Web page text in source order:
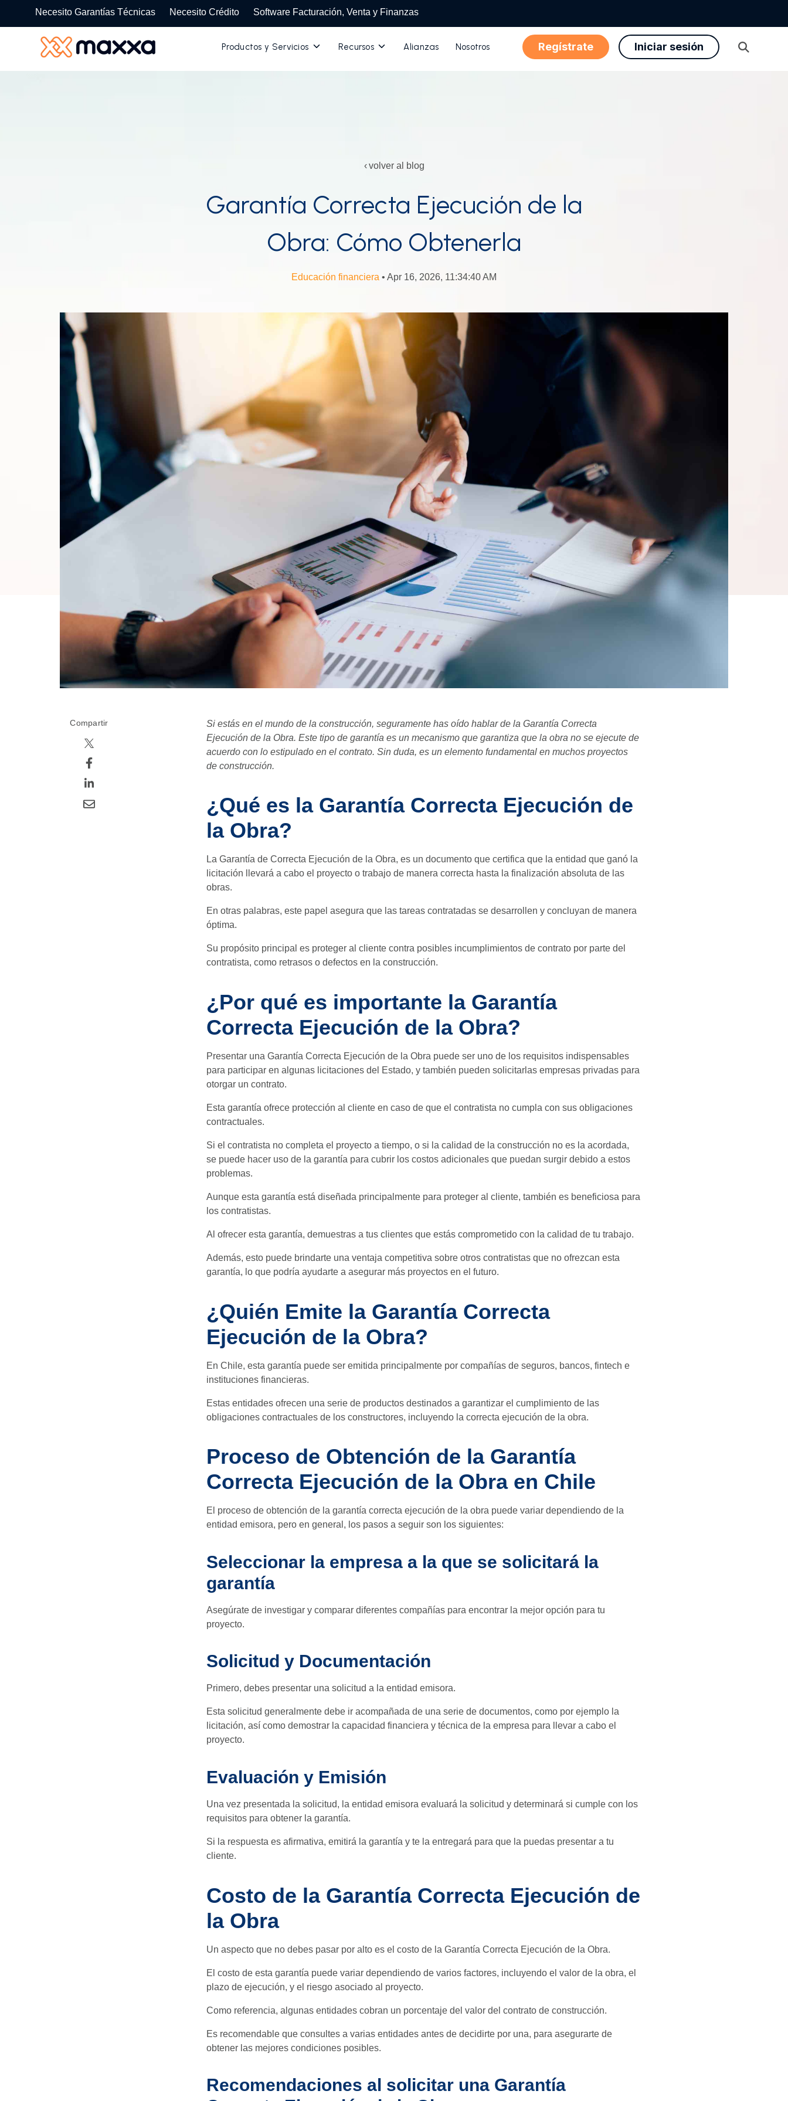
Necesito Garantías Técnicas Necesito Crédito Software Facturación, Venta y Finanzas
Productos y Servicios Toggle
Recursos Toggle
Alianzas Nosotros Regístrate Iniciar sesión
Abrir
búsqueda
volver al blog
Garantía Correcta Ejecución de la
Obra: Cómo Obtenerla
Educación financiera • Apr 16, 2026, 11:34:40 AM
Compartir
Si estás en el mundo de la construcción, seguramente has oído hablar de la Garantía Correcta
Ejecución de la Obra. Este tipo de garantía es un mecanismo que garantiza que la obra no se ejecute de
acuerdo con lo estipulado en el contrato. Sin duda, es un elemento fundamental en muchos proyectos
de construcción.
¿Qué es la Garantía Correcta Ejecución de
la Obra?
La Garantía de Correcta Ejecución de la Obra, es un documento que certifica que la entidad que ganó la
licitación llevará a cabo el proyecto o trabajo de manera correcta hasta la finalización absoluta de las
obras.
En otras palabras, este papel asegura que las tareas contratadas se desarrollen y concluyan de manera
óptima.
Su propósito principal es proteger al cliente contra posibles incumplimientos de contrato por parte del
contratista, como retrasos o defectos en la construcción.
¿Por qué es importante la Garantía
Correcta Ejecución de la Obra?
Presentar una Garantía Correcta Ejecución de la Obra puede ser uno de los requisitos indispensables
para participar en algunas licitaciones del Estado, y también pueden solicitarlas empresas privadas para
otorgar un contrato.
Esta garantía ofrece protección al cliente en caso de que el contratista no cumpla con sus obligaciones
contractuales.
Si el contratista no completa el proyecto a tiempo, o si la calidad de la construcción no es la acordada,
se puede hacer uso de la garantía para cubrir los costos adicionales que puedan surgir debido a estos
problemas.
Aunque esta garantía está diseñada principalmente para proteger al cliente, también es beneficiosa para
los contratistas.
Al ofrecer esta garantía, demuestras a tus clientes que estás comprometido con la calidad de tu trabajo.
Además, esto puede brindarte una ventaja competitiva sobre otros contratistas que no ofrezcan esta
garantía, lo que podría ayudarte a asegurar más proyectos en el futuro.
¿Quién Emite la Garantía Correcta
Ejecución de la Obra?
En Chile, esta garantía puede ser emitida principalmente por compañías de seguros, bancos, fintech e
instituciones financieras.
Estas entidades ofrecen una serie de productos destinados a garantizar el cumplimiento de las
obligaciones contractuales de los constructores, incluyendo la correcta ejecución de la obra.
Proceso de Obtención de la Garantía
Correcta Ejecución de la Obra en Chile
El proceso de obtención de la garantía correcta ejecución de la obra puede variar dependiendo de la
entidad emisora, pero en general, los pasos a seguir son los siguientes:
Seleccionar la empresa a la que se solicitará la
garantía
Asegúrate de investigar y comparar diferentes compañías para encontrar la mejor opción para tu
proyecto.
Solicitud y Documentación
Primero, debes presentar una solicitud a la entidad emisora.
Esta solicitud generalmente debe ir acompañada de una serie de documentos, como por ejemplo la
licitación, así como demostrar la capacidad financiera y técnica de la empresa para llevar a cabo el
proyecto.
Evaluación y Emisión
Una vez presentada la solicitud, la entidad emisora evaluará la solicitud y determinará si cumple con los
requisitos para obtener la garantía.
Si la respuesta es afirmativa, emitirá la garantía y te la entregará para que la puedas presentar a tu
cliente.
Costo de la Garantía Correcta Ejecución de
la Obra
Un aspecto que no debes pasar por alto es el costo de la Garantía Correcta Ejecución de la Obra.
El costo de esta garantía puede variar dependiendo de varios factores, incluyendo el valor de la obra, el
plazo de ejecución, y el riesgo asociado al proyecto.
Como referencia, algunas entidades cobran un porcentaje del valor del contrato de construcción.
Es recomendable que consultes a varias entidades antes de decidirte por una, para asegurarte de
obtener las mejores condiciones posibles.
Recomendaciones al solicitar una Garantía